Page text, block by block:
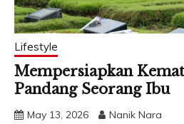
Lifestyle
Mempersiapkan
Pandang Seorang Ibu
May 13, 2026 Nanik Nara